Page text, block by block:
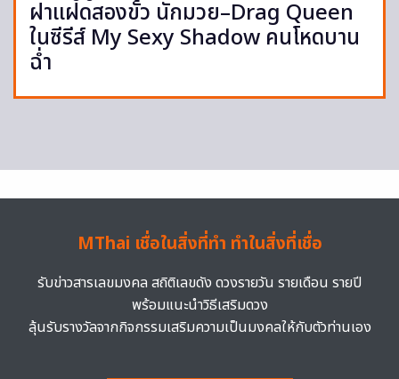
ฝาแฝดสองขั้ว นักมวย–Drag Queen
ในซีรีส์ My Sexy Shadow คนโหดบาน
ฉ่ำ
MThai เชื่อในสิ่งที่ทำ ทำในสิ่งที่เชื่อ
รับข่าวสารเลขมงคล สถิติเลขดัง ดวงรายวัน รายเดือน รายปี
พร้อมแนะนำวิธีเสริมดวง
ลุ้นรับรางวัลจากกิจกรรมเสริมความเป็นมงคลให้กับตัวท่านเอง